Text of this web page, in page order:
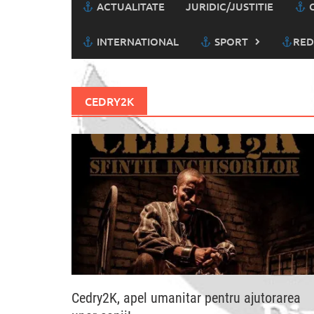
ACTUALITATE JURIDIC/JUSTITIE
INTERNATIONAL SPORT
CEDRY2K
Cedry2K, apel umanitar pentru ajutorarea